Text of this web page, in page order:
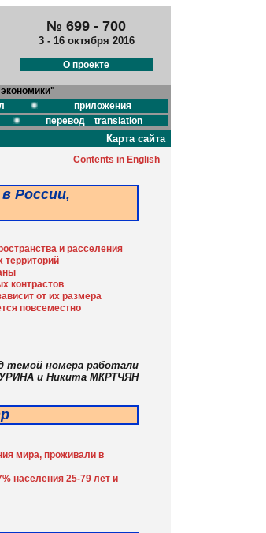
№ 699 - 700
3 - 16 октября 2016
О проекте
приложения
перевод translation
Карта сайта
Contents in English
России,
и расселения
территорий
контрастов
от их размера
повсеместно
темой номера работали
и Никита МКРТЧЯН
мира, проживали в
населения 25-79 лет и